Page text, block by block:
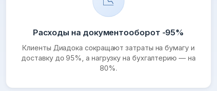
Расходы на документооборот -95%
Клиенты Диадока сокращают затраты на бумагу и
доставку до 95%, а нагрузку на бухгалтерию — на
80%.